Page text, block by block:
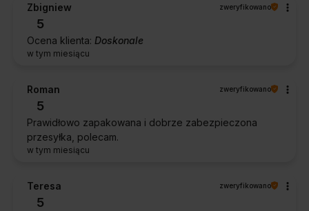
Zbigniew zweryfikowano
5
Ocena klienta: Doskonale
w tym miesiącu
Roman zweryfikowano
5
Prawidłowo zapakowana i dobrze zabezpieczona
przesyłka, polecam.
w tym miesiącu
Teresa zweryfikowano
5